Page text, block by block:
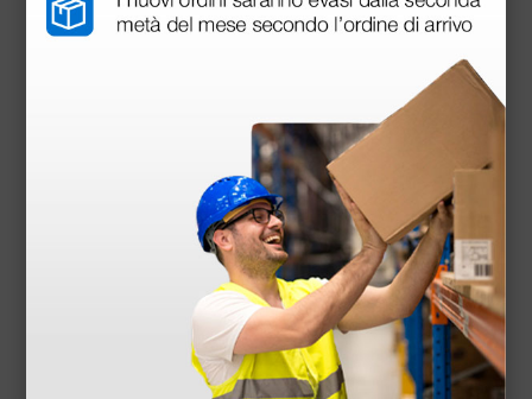
• Fonendoscopio Littmann Classic III - 5872 -
turchese finiture fumo e viola
• Fonendoscopio Littmann Classic III - 5873 - grigio
• Fonendoscopio Littmann Classic III - 5875 - verde
• Fonendoscopio Littmann Classic III - 5910C - rosa
champagne satinato
• Fonendoscopio Littmann Classic III - 5912C -
azzurro marino satinato
• Fonendoscopio Littmann Classic III - 5959 - blu cielo
finiture specchio
• Fonendoscopio Littmann Classic III - 5960 - prugna